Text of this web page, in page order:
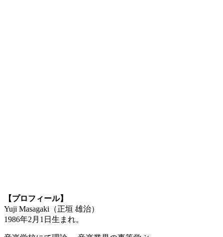
【プロフィール】
Yuji Masagaki（正垣 雄治）
1986年2月1日生まれ。